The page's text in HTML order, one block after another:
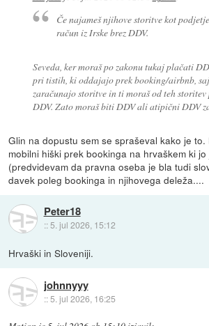
Če najameš njihove storitve kot
račun iz Irske brez DDV.
Seveda, ker moraš po zakonu tukaj plačati
pri tistih, ki oddajajo prek booking/airbnb,
zaračunajo storitve in ti moraš od teh
DDV. Zato moraš biti DDV ali atipični DDV
Glin na dopustu sem se spraševal kako je to.
mobilni hiški prek bookinga na hrvaškem ki
(predvidevam da pravna oseba je bla tudi
davek poleg bookinga in njihovega deleža....
Peter18
:: 5. jul 2026, 15:12
Hrvaški in Sloveniji.
johnnyyy
::5. jul 2026, 16:25